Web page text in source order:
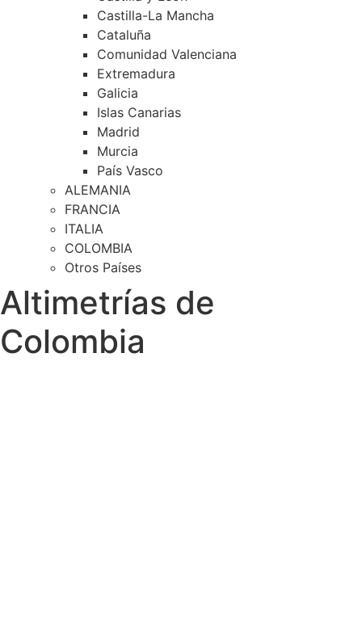
Castilla-La Mancha
Cataluña
Comunidad Valenciana
Extremadura
Galicia
Islas Canarias
Madrid
Murcia
País Vasco
ALEMANIA
FRANCIA
ITALIA
COLOMBIA
Otros Países
Altimetrías de
Colombia